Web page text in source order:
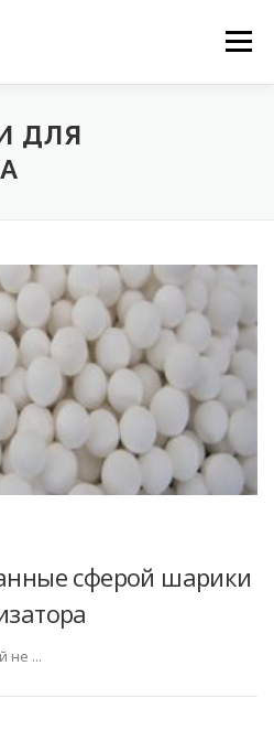
Menu
CATALYST-CARRIER
ДЛЯ
сферой шарики
не …